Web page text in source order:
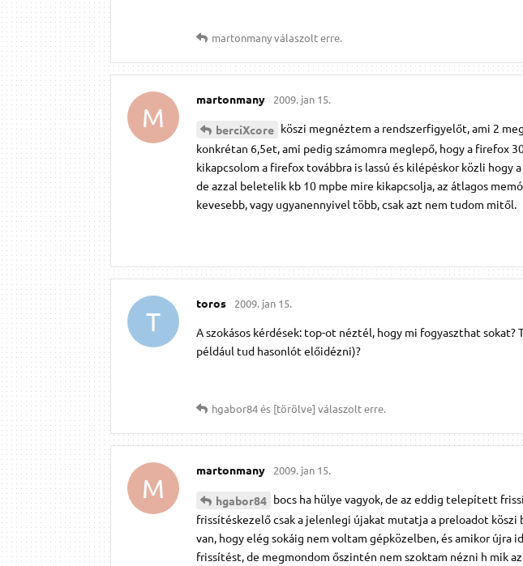
martonmanyválaszolt erre.
M
martonmany 2009. jan 15.
berciXcore köszi megnéztem a rendszerfigyelőt, ami 2
konkrétan 6,5et, ami pedig számomra meglepő, hogy a firefox
kikapcsolom a firefox továbbra is lassú és kilépéskor közli hogy
de azzal beletelik kb 10 mpbe mire kikapcsolja, az átlagos
kevesebb, vagy ugyanennyivel több, csak azt nem tudom mitől.
T
toros 2009. jan 15.
A szokásos kérdések: top-ot néztél, hogy mi fogyaszthat sokat?
például tud hasonlót előidézni)?
hgabor84és [törölve] válaszolt erre.
M
martonmany 2009. jan 15.
hgabor84 bocs ha hülye vagyok, de az eddig telepített
frissítéskezelő csak a jelenlegi újakat mutatja a preloadot köszi
van, hogy elég sokáig nem voltam gépközelben, és amikor
frissítést, de megmondom őszintén nem szoktam nézni h mik